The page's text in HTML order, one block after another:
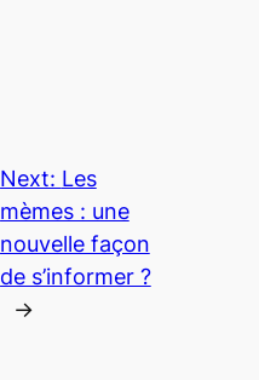
Next: Les
mèmes : une
nouvelle façon
de s’informer ?
→